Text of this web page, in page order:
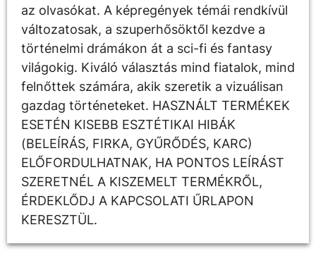
az olvasókat. A képregények témái rendkívül
változatosak, a szuperhősöktől kezdve a
történelmi drámákon át a sci-fi és fantasy
világokig. Kiváló választás mind fiatalok, mind
felnőttek számára, akik szeretik a vizuálisan
gazdag történeteket. HASZNÁLT TERMÉKEK
ESETÉN KISEBB ESZTÉTIKAI HIBÁK
(BELEÍRÁS, FIRKA, GYŰRŐDÉS, KARC)
ELŐFORDULHATNAK, HA PONTOS LEÍRÁST
SZERETNÉL A KISZEMELT TERMÉKRŐL,
ÉRDEKLŐDJ A KAPCSOLATI ŰRLAPON
KERESZTÜL.